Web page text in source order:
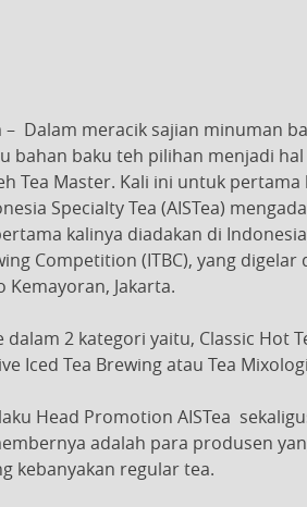
Dalam meracik sajian minuman
bahan baku teh pilihan menjadi
Tea Master. Kali ini untuk pertama
Specialty Tea (AISTea)
kalinya diadakan di
Competition (ITBC), yang digelar
Kemayoran, Jakarta.
dalam 2 kategori yaitu, Classic Hot
Iced Tea Brewing atau Tea
Head Promotion AISTea
adalah para produsen
kebanyakan regular tea.